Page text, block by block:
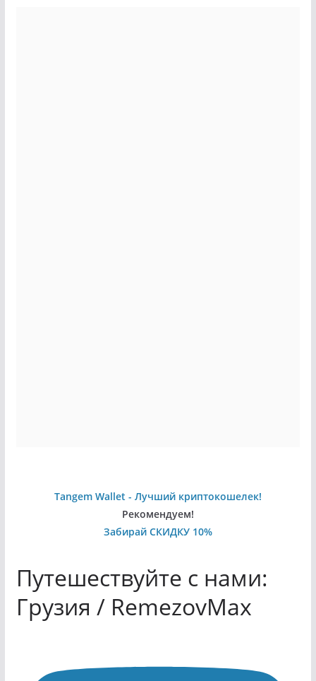
Tangem Wallet - Лучший криптокошелек!
Рекомендуем!
Забирай СКИДКУ 10%
Путешествуйте с нами:
Грузия / RemezovMax